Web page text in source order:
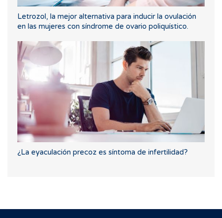
Letrozol, la mejor alternativa para inducir la ovulación
en las mujeres con síndrome de ovario poliquístico.
¿La eyaculación precoz es síntoma de infertilidad?